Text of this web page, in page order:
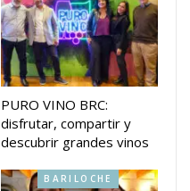
PURO VINO BRC:
disfrutar, compartir y
descubrir grandes vinos
BARILOCHE